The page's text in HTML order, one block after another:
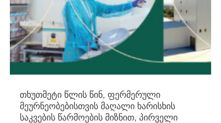
თხუთმეტი წლის წინ, ფერმერული
მეურნეობებისთვის მაღალი ხარისხის
საკვების წარმოების მიზნით, პირველი